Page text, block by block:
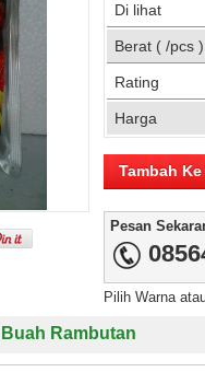
Di lihat
Berat ( /pcs )
Rating
Harga
Pesan
Pilih Warna
Rambutan